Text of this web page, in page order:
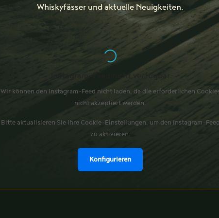
Whiskyfässer und aktuelle Neuigkeiten.
Instagram-Feed nicht verfügbar
Wir können den Instagram-Feed nicht laden, da die erforderlichen
nicht akzeptiert werden.
Bitte aktualisieren Sie Ihre Cookie-Einstellungen, um den Instagram-
zu aktivieren.
Konfigurieren